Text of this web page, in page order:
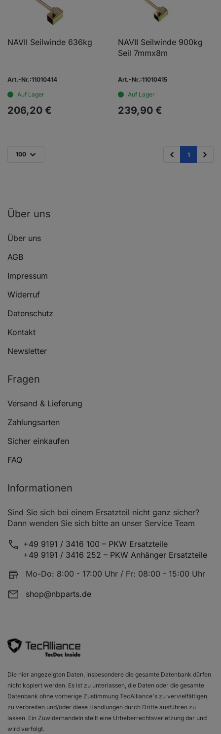
NAVII Seilwinde 636kg
Art.-Nr.:11010414
Auf Lager
206,20 €
NAVII Seilwinde 900kg
Seil 7mmx8m
Art.-Nr.:11010415
Auf Lager
239,90 €
100 1
Über uns
Über uns
AGB
Impressum
Widerruf
Datenschutz
Kontakt
Newsletter
Fragen
Versand & Lieferung
Zahlungsarten
Sicher einkaufen
FAQ
Informationen
Sind Sie sich bei einem Ersatzteil nicht ganz sicher?
Dann wenden Sie sich bitte an unser Service Team
+49 9191 / 3416 100 – PKW Ersatzteile
+49 9191 / 3416 252 – PKW Anhänger Ersatzteile
Mo-Do: 8:00 - 17:00 Uhr / Fr: 08:00 - 15:00 Uhr
shop@nbparts.de
Die hier angezeigten Daten, insbesondere die gesamte Datenbank dürfen
nicht kopiert werden. Es ist zu unterlassen, die Daten oder die gesamte
Datenbank ohne vorherige Zustimmung TecAlliance's zu vervielfältigen,
zu verbreiten und/oder diese Handlungen durch Dritte ausführen zu
lassen. Ein Zuwiderhandeln stellt eine Urheberrechtsverletzung dar und
wird verfolgt.